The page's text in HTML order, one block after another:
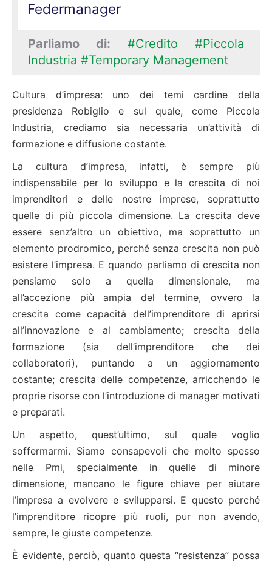
Federmanager
Parliamo di: #Credito
#Piccola
Industria #Temporary Management
Cultura d’impresa: uno dei temi cardine della
presidenza Robiglio e sul quale, come Piccola
Industria, crediamo sia necessaria un’attività di
formazione e diffusione costante.
La cultura d’impresa, infatti, è sempre più
indispensabile per lo sviluppo e la crescita di noi
imprenditori e delle nostre imprese, soprattutto
quelle di più piccola dimensione. La crescita deve
essere senz’altro un obiettivo, ma soprattutto un
elemento prodromico, perché senza crescita non può
esistere l’impresa. E quando parliamo di crescita non
pensiamo solo a quella dimensionale, ma
all’accezione più ampia del termine, ovvero la
crescita come capacità dell’imprenditore di aprirsi
all’innovazione e al cambiamento; crescita della
formazione (sia dell’imprenditore che dei
collaboratori), puntando a un aggiornamento
costante; crescita delle competenze, arricchendo le
proprie risorse con l’introduzione di manager motivati
e preparati.
Un aspetto, quest’ultimo, sul quale voglio
soffermarmi. Siamo consapevoli che molto spesso
nelle Pmi, specialmente in quelle di minore
dimensione, mancano le figure chiave per aiutare
l’impresa a evolvere e svilupparsi. E questo perché
l’imprenditore ricopre più ruoli, pur non avendo,
sempre, le giuste competenze.
È evidente, perciò, quanto questa “resistenza” possa